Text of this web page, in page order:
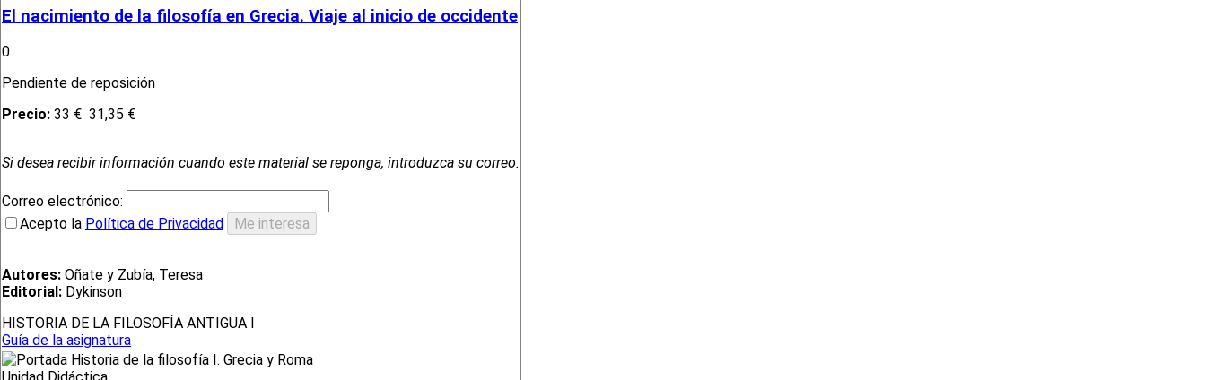
El nacimiento de la filosofía en Grecia. Viaje al inicio de occidente
0
Pendiente de reposición
Precio: 33 € 31,35 €
Si desea recibir información cuando este material se reponga, introduzca su correo.
Correo electrónico:
Acepto la Política de Privacidad
Autores: Oñate y Zubía, Teresa
Editorial: Dykinson
HISTORIA DE LA FILOSOFÍA ANTIGUA I
Guía de la asignatura
Unidad Didáctica